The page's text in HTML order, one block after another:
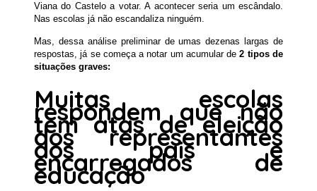
Viana do Castelo a votar. A acontecer seria um escândalo.
Nas escolas já não escandaliza ninguém.
Mas, dessa análise preliminar de umas dezenas largas de
respostas, já se começa a notar um acumular de2 tipos de
situações graves:
Muitas escolas
respondem que não
tem atas de eleição
dos representantes
dos pais e
encarregados de
educação